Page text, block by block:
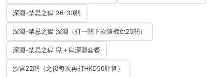
深淵-禁忌之獄 26-30關
深淵-禁忌之獄 深淵（打一關下次隨機跳25關）
深淵-禁忌之獄 獄＋獄深淵套餐
沙宮22關（之後每次再打HKD50計算）